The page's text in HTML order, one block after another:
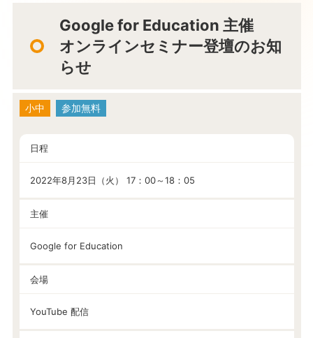
Google for Education 主催
オンラインセミナー登壇のお知
らせ
小中 参加無料
日程
2022年8月23日（火） 17：00～18：05
主催
Google for Education
会場
YouTube 配信